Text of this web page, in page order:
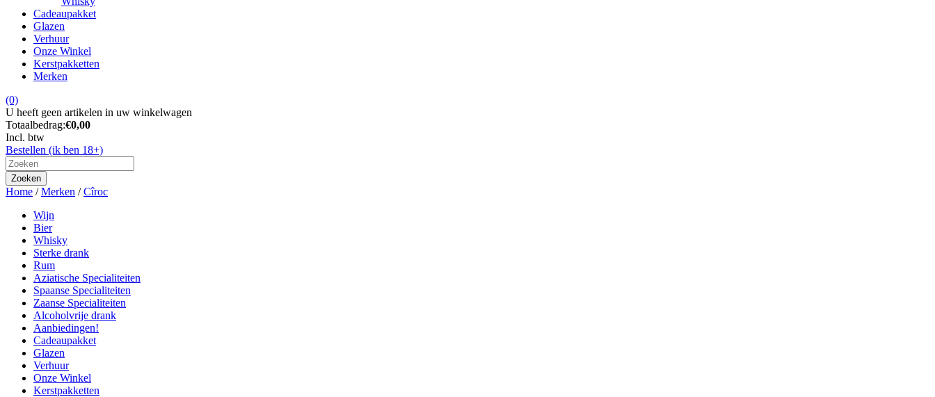
Cadeaupakket
Glazen
Verhuur
Onze Winkel
Kerstpakketten
Merken
(0)
U heeft geen artikelen in uw winkelwagen
Totaalbedrag:€0,00
Incl. btw
Bestellen (ik ben 18+)
Zoeken
Home /Merken /Cîroc
Wijn
Bier
Whisky
Sterke drank
Rum
Aziatische Specialiteiten
Spaanse Specialiteiten
Zaanse Specialiteiten
Alcoholvrije drank
Aanbiedingen!
Cadeaupakket
Glazen
Verhuur
Onze Winkel
Kerstpakketten